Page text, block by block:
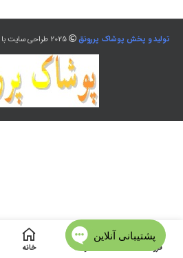
تولید و پخش پوشاک پررونق 2025 طراحی سایت با
فروشگاه خانه